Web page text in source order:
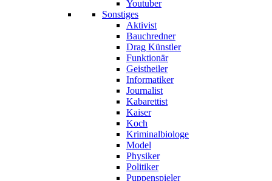
Youtuber
Sonstiges
Aktivist
Bauchredner
Drag Künstler
Funktionär
Geistheiler
Informatiker
Journalist
Kabarettist
Kaiser
Koch
Kriminalbiologe
Model
Physiker
Politiker
Puppenspieler